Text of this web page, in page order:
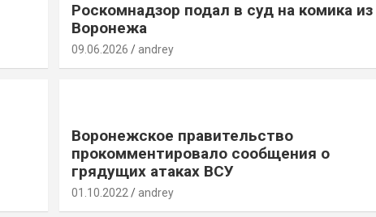
Роскомнадзор подал в суд на комика из
Воронежа
09.06.2026 andrey
Воронежское правительство
прокомментировало сообщения о
грядущих атаках ВСУ
01.10.2022 andrey